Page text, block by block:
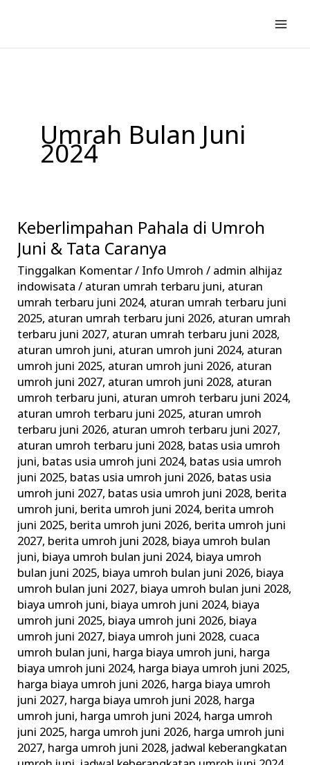
konten
Umrah Bulan Juni
2024
Keberlimpahan Pahala di Umroh
Juni & Tata Caranya
Tinggalkan Komentar/ Info Umroh / admin alhijaz
indowisata/ aturan umrah terbaru juni, aturan
umrah terbaru juni 2024, aturan umrah terbaru juni
2025, aturan umrah terbaru juni 2026, aturan umrah
terbaru juni 2027, aturan umrah terbaru juni 2028,
aturan umroh juni, aturan umroh juni 2024, aturan
umroh juni 2025, aturan umroh juni 2026, aturan
umroh juni 2027, aturan umroh juni 2028, aturan
umroh terbaru juni, aturan umroh terbaru juni 2024,
aturan umroh terbaru juni 2025, aturan umroh
terbaru juni 2026, aturan umroh terbaru juni 2027,
aturan umroh terbaru juni 2028, batas usia umroh
juni, batas usia umroh juni 2024, batas usia umroh
juni 2025, batas usia umroh juni 2026, batas usia
umroh juni 2027, batas usia umroh juni 2028, berita
umroh juni, berita umroh juni 2024, berita umroh
juni 2025, berita umroh juni 2026, berita umroh juni
2027, berita umroh juni 2028, biaya umroh bulan
juni, biaya umroh bulan juni 2024, biaya umroh
bulan juni 2025, biaya umroh bulan juni 2026, biaya
umroh bulan juni 2027, biaya umroh bulan juni 2028,
biaya umroh juni, biaya umroh juni 2024, biaya
umroh juni 2025, biaya umroh juni 2026, biaya
umroh juni 2027, biaya umroh juni 2028, cuaca
umroh bulan juni, harga biaya umroh juni, harga
biaya umroh juni 2024, harga biaya umroh juni 2025,
harga biaya umroh juni 2026, harga biaya umroh
juni 2027, harga biaya umroh juni 2028, harga
umroh juni, harga umroh juni 2024, harga umroh
juni 2025, harga umroh juni 2026, harga umroh juni
2027, harga umroh juni 2028, jadwal keberangkatan
Keberlimpahan
Pahala
di
Umroh
Juni
&
Tata
Caranya